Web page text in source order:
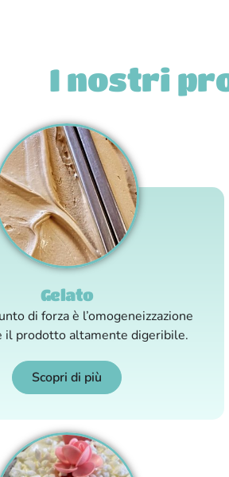
I nostri
Gelato
di forza è l’omogeneizzazione
il prodotto altamente digeribile.
Scopri di più